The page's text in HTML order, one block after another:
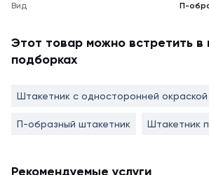
Вид П-
Этот товар можно встретить в
подборках
Штакетник с односторонней окраской
П-образный штакетник Штакетник
Рекомендуемые услуги